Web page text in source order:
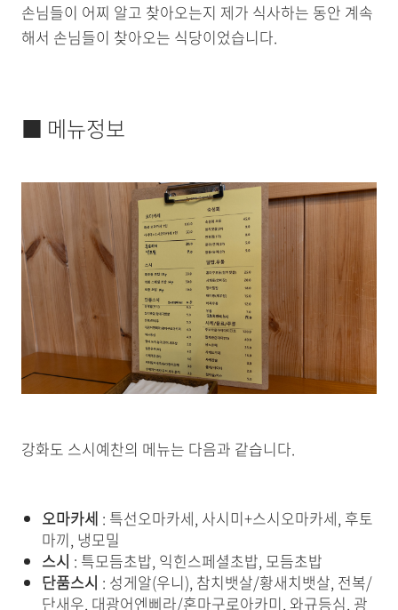
손님들이 어찌 알고 찾아오는지 제가 식사하는 동안 계속
해서 손님들이 찾아오는 식당이었습니다.
■ 메뉴정보
강화도 스시예찬의 메뉴는 다음과 같습니다.
오마카세 : 특선오마카세, 사시미+스시오마카세, 후토
마끼, 냉모밀
스시 : 특모듬초밥, 익힌스페셜초밥, 모듬초밥
단품스시 : 성게알(우니), 참치뱃살/황새치뱃살, 전복/
단새우, 대광어엔삐라/혼마구로아카미, 와규등심, 광